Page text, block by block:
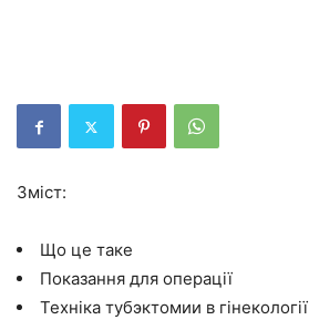
Зміст:
Що це таке
Показання для операції
Техніка тубэктомии в гінекології